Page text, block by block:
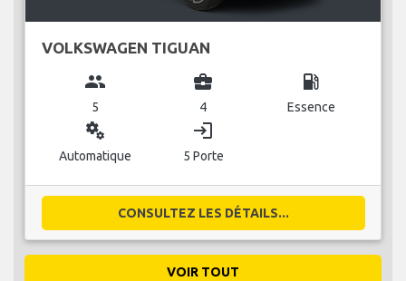
VOLKSWAGEN TIGUAN
group
5
business_center
4
local_gas_station
Essence
miscellaneous_services
Automatique
login
5 Porte
CONSULTEZ LES DÉTAILS...
VOIR TOUT